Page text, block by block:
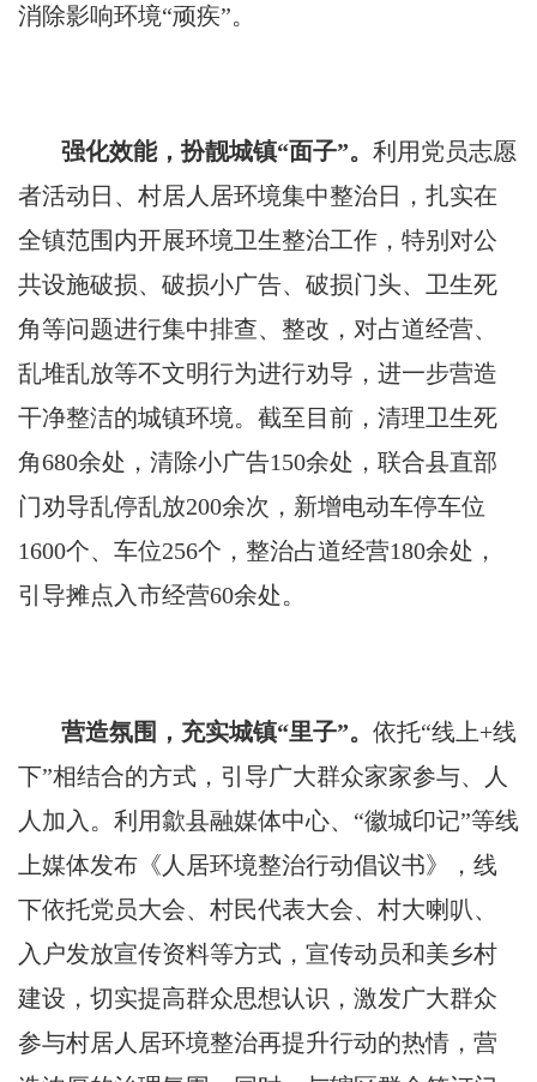
消除影响环境“顽疾”。
强化效能，扮靓城镇“面子”。 利用党员志愿
者活动日、村居人居环境集中整治日，扎实在
全镇范围内开展环境卫生整治工作，特别对公
共设施破损、破损小广告、破损门头、卫生死
角等问题进行集中排查、整改，对占道经营、
乱堆乱放等不文明行为进行劝导，进一步营造
干净整洁的城镇环境。截至目前，清理卫生死
角680余处，清除小广告150余处，联合县直部
门劝导乱停乱放200余次，新增电动车停车位
1600个、车位256个，整治占道经营180余处，
引导摊点入市经营60余处。
营造氛围，充实城镇“里子”。 依托“线上+线
下”相结合的方式，引导广大群众家家参与、人
人加入。利用歙县融媒体中心、“徽城印记”等线
上媒体发布《人居环境整治行动倡议书》，线
下依托党员大会、村民代表大会、村大喇叭、
入户发放宣传资料等方式，宣传动员和美乡村
建设，切实提高群众思想认识，激发广大群众
参与村居人居环境整治再提升行动的热情，营